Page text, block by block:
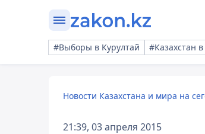
#Выборы в Курултай #Казахстан
Новости Казахстана и мира на
21:39, 03 апреля 2015